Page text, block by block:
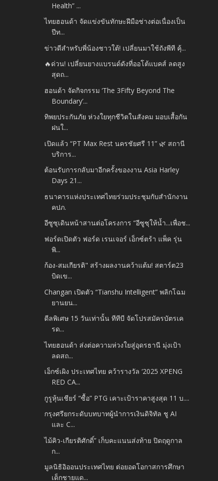
Health” ...
ไทยฮอนด้า จัดแข่งขันทักษะฝีมือช่างต่อเนื่องเป็น
ปีท...
ข่าวดีสำหรับพี่น้องชาวใต้! เปลี่ยนมาใช้ถังพีที คุ้...
🔥ด่วน! เปลี่ยนยางแบรนด์ดังที่ออโต้แบคส์ ลดสูง
สุดถ...
ฮอนด้า จัดกิจกรรม ‘The 3Fifty Beyond The
Boundary’...
ทิพยประกันภัย ห่วงใยทุกชีวิตในสังคม มอบเสื้อกัน
ฝนใ...
เปิดแล้ว “PT Max Rest นครชัยศรี 11” 🌿 สถานี
บริการ...
ต้อนรับการกลับมาอีกครั้งของงาน Asia Harley
Days 21...
ธนาคารแห่งประเทศไทยร่วมประชุมกับสำนักงาน
คปภ.
อีซูซุเดินหน้าสานต่อโครงการ “อีซูซุให้น้ำ...เพื่อช...
ฟอร์ดเปิดตัว ฟอร์ด เรนเจอร์ เอ็กซ์ตร้า แพ็ค รุ่น
พิ...
ก้อง-สมเกียรติ" สร้างผลงานคว้าแต้ม! สตาร์ต23
บิดเข...
Changan เปิดตัว “Tianshu Intelligent” พลิกโฉม
ยานยน...
ดีลพิเศษ 15 วันเท่านั้น ทีทีบี จัดโปรสมัครบัตรเค
รด...
ไทยฮอนด้า ส่งต่อความห่วงใยสู่อุดรธานี มุ่งเป้า
ลดสถ...
เอ็กซ์เผิง ประเทศไทย คว้ารางวัล ‘2025 XPENG
RED CA...
กูรูหุ้นเชียร์ “ซื้อ” PTG เคาะเป้าราคาสูงสุด 11 บ....
กรุงศรียกระดับบทบาทผู้นำการเงินดิจิทัล ชู AI
และ C...
ไม้คิว-เกียรติศักดิ์” เก็บคะแนนส่งท้าย ปิดฤดูกาล
ก...
มูลนิธิอิออนประเทศไทย ต่อยอดโอกาสการศึกษา
เด็กชายแด...